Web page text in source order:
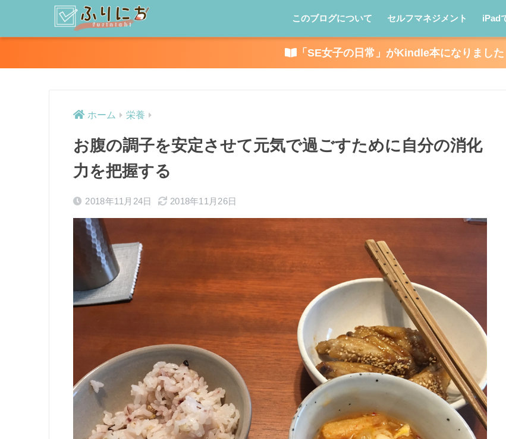
このブログについて セルフマネジメント iPad
「SE女子の日常」がKindle本になりました
ホーム 栄養
お腹の調子を安定させて元気で過ごすために自分の消化
力を把握する
2018年11月24日 2018年11月26日